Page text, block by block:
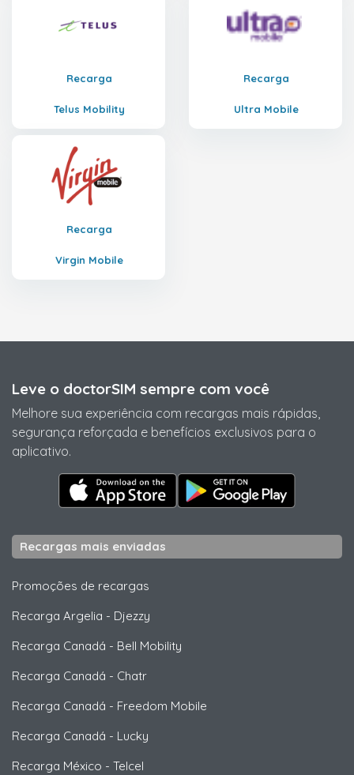
Recarga
Telus Mobility
Recarga
Ultra Mobile
Recarga
Virgin Mobile
Leve o doctorSIM sempre com você
Melhore sua experiência com recargas mais rápidas,
segurança reforçada e benefícios exclusivos para o
aplicativo.
Recargas mais enviadas
Promoções de recargas
Recarga Argelia - Djezzy
Recarga Canadá - Bell Mobility
Recarga Canadá - Chatr
Recarga Canadá - Freedom Mobile
Recarga Canadá - Lucky
Recarga México - Telcel